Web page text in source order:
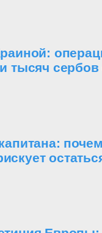
тысяч сербов